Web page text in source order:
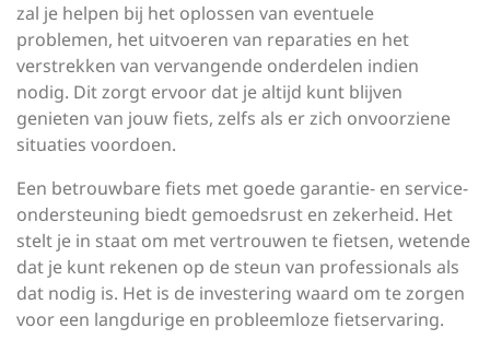
zal je helpen bij het oplossen van eventuele
problemen, het uitvoeren van reparaties en het
verstrekken van vervangende onderdelen indien
nodig. Dit zorgt ervoor dat je altijd kunt blijven
genieten van jouw fiets, zelfs als er zich onvoorziene
situaties voordoen.
Een betrouwbare fiets met goede garantie- en service-
ondersteuning biedt gemoedsrust en zekerheid. Het
stelt je in staat om met vertrouwen te fietsen, wetende
dat je kunt rekenen op de steun van professionals als
dat nodig is. Het is de investering waard om te zorgen
voor een langdurige en probleemloze fietservaring.